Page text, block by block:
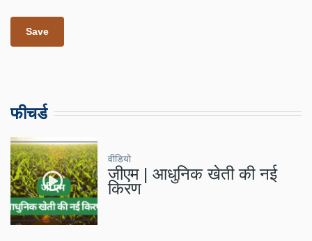
फीचर्ड
वीडियो
जीएम | आधुनिक खेती की नई
किरण